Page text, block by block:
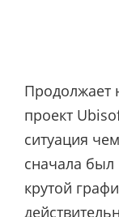
Продолжает
проект
ситуация
сначала был
крутой